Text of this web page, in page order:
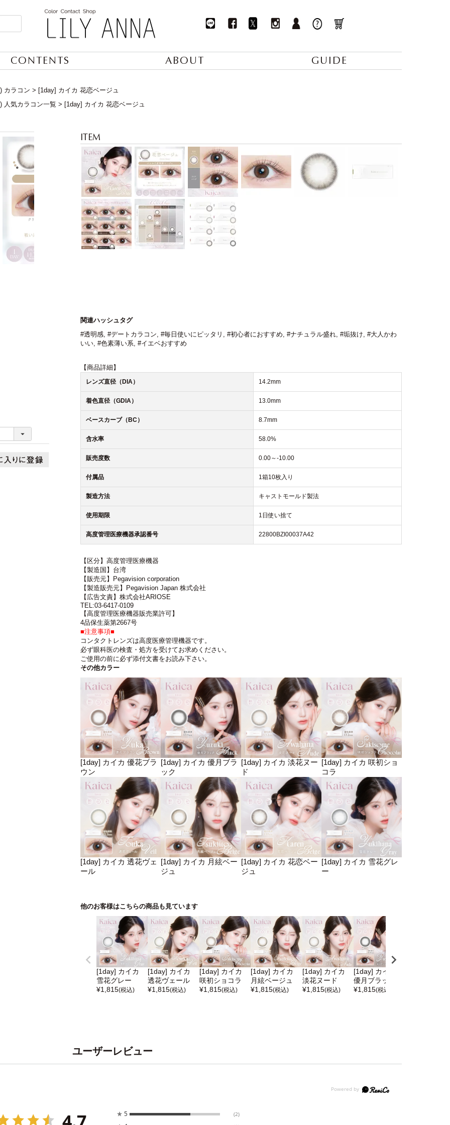
CONTENTS ABOUT GUIDE
カラコン
[1day] カイカ 花恋ベージュ
人気カラコン一覧
[1day] カイカ 花恋ベージュ
関連ハッシュタグ
#透明感, #デートカラコン, #毎日使いにピッタリ , #初心者におすすめ, #ナチュラル盛れ, #垢抜け, #大人かわ
いい, #色素薄い系, #イエベおすすめ
【商品詳細】
レンズ直径（DIA） 14.2mm
着色直径（GDIA） 13.0mm
ベースカーブ（BC） 8.7mm
含水率 58.0%
販売度数 0.00～-10.00
付属品 1箱10枚入り
製造方法 キャストモールド製法
使用期限 1日使い捨て
高度管理医療機器承認番号 22800BZI00037A42
【区分】高度管理医療機器
【製造国】台湾
【販売元】Pegavision corporation
【製造販売元】Pegavision Japan 株式会社
【広告文責】株式会社ARIOSE
TEL:03-6417-0109
【高度管理医療機器販売業許可】
4品保生薬第2667号
■注意事項■
コンタクトレンズは高度医療管理機器です。
必ず眼科医の検査・処方を受けてお求めください。
ご使用の前に必ず添付文書をお読み下さい。
その他カラー
[1day] カイカ 優花ブラ
ウン
[1day] カイカ 優月ブラ
ック
[1day] カイカ 淡花ヌー
ド
[1day] カイカ 咲初ショ
コラ
[1day] カイカ 透花ヴェ
ール
[1day] カイカ 月絃ベー
ジュ
[1day] カイカ 花恋ベー
ジュ
[1day] カイカ 雪花グレ
ー
他のお客様はこちらの商品も見ています
[1day] カイカ
雪花グレー
¥1,815(税込)
[1day] カイカ
透花ヴェール
¥1,815(税込)
[1day] カイカ
咲初ショコラ
¥1,815(税込)
[1day] カイカ
月絃ベージュ
¥1,815(税込)
[1day] カイカ
淡花ヌード
¥1,815(税込)
[1day] カイカ
優月ブラック
¥1,815(税込)
ユーザーレビュー
★ 5 (2)